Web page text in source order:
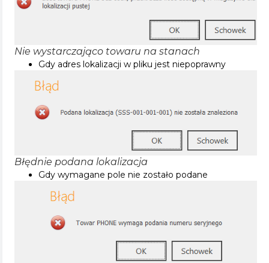
Nie wystarczająco towaru na stanach
Gdy adres lokalizacji w pliku jest niepoprawny
Błędnie podana lokalizacja
Gdy wymagane pole nie zostało podane